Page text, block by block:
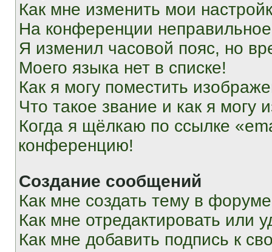
Как мне изменить мои
На конференции
Я изменил часовой пояс, но
Моего языка нет в списке!
Как я могу поместить
Что такое звание и как я могу
Когда я щёлкаю по ссылке
конференцию!
Создание сообщений
Как мне создать тему в
Как мне отредактировать или
Как мне добавить подпись к